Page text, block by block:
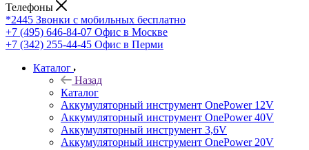
Телефоны
*2445 Звонки с мобильных бесплатно
+7 (495) 646-84-07 Офис в Москве
+7 (342) 255-44-45 Офис в Перми
Каталог
Назад
Каталог
Аккумуляторный инструмент OnePower 12V
Аккумуляторный инструмент OnePower 40V
Аккумуляторный инструмент 3,6V
Аккумуляторный инструмент OnePower 20V